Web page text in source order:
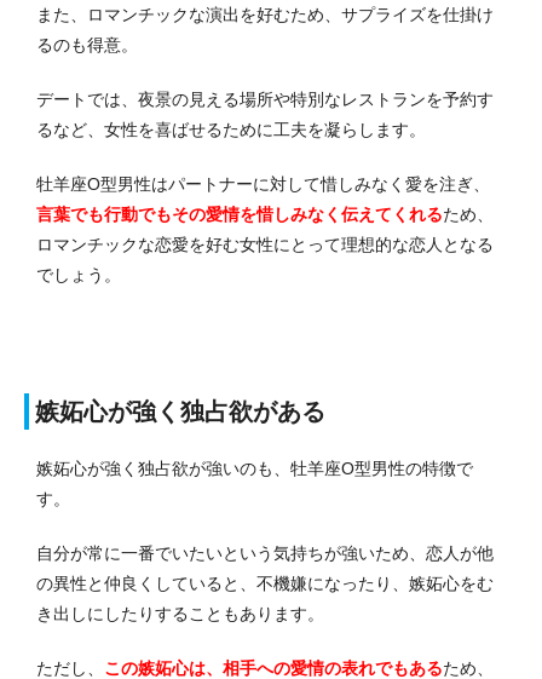
また、ロマンチックな演出を好むため、サプライズを仕掛け
るのも得意。
デートでは、夜景の見える場所や特別なレストランを予約す
るなど、女性を喜ばせるために工夫を凝らします。
牡羊座O型男性はパートナーに対して惜しみなく愛を注ぎ、
言葉でも行動でもその愛情を惜しみなく伝えてくれるため、
ロマンチックな恋愛を好む女性にとって理想的な恋人となる
でしょう。
嫉妬心が強く独占欲がある
嫉妬心が強く独占欲が強いのも、牡羊座O型男性の特徴で
す。
自分が常に一番でいたいという気持ちが強いため、恋人が他
の異性と仲良くしていると、不機嫌になったり、嫉妬心をむ
き出しにしたりすることもあります。
ただし、 この嫉妬心は、相手への愛情の表れでもあるため、